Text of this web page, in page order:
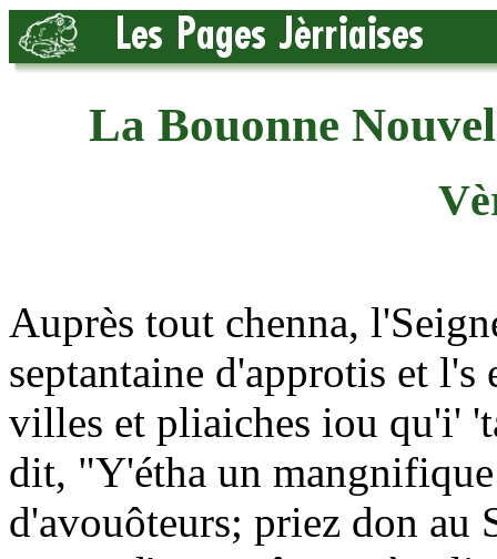
La Bouonne
Auprès tout chenna,
septantaine d'approtis et l's
villes et pliaiches iou qu'i'
dit, "Y'étha un
d'avouôteurs; priez don